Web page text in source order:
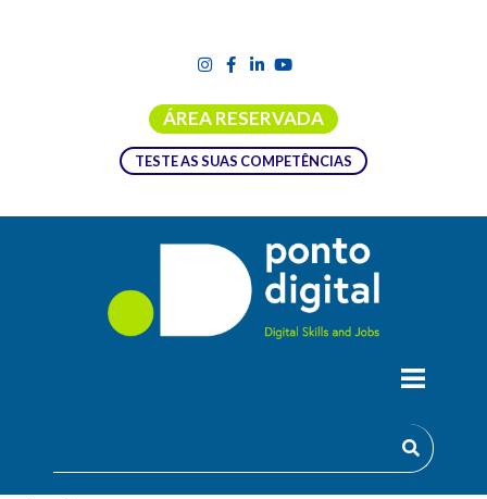
ÁREA RESERVADA
TESTE AS SUAS COMPETÊNCIAS
A área de Software Testing e Quality Assurance é atualmente